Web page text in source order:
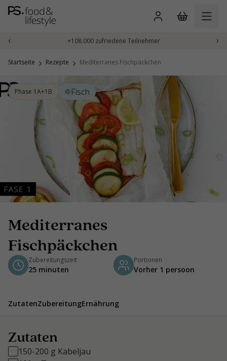
Zum
Inhalt
springen
‹ +108.000 zufriedene Teilnehmer ›
Startseite Rezepte Mediterranes Fischpäckchen
Phase 1A+1B Fisch
Mediterranes
Fischpäckchen
Zubereitungszeit
25 minuten
Portionen
Vorher 1 persoon
ZutatenZubereitungErnährung
Zutaten
150-200 g Kabeljau